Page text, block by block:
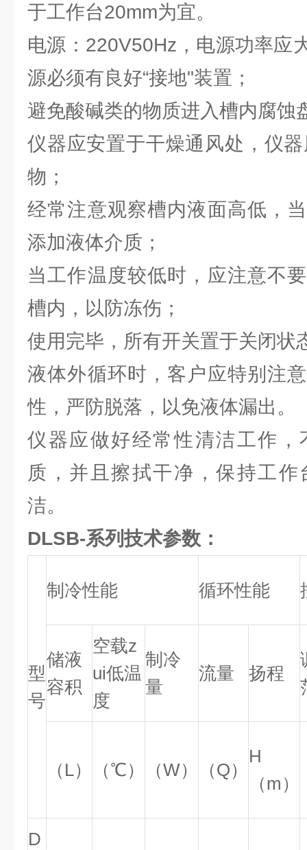
于工作台20mm为宜。
电源：220V50Hz，电源功率应
源必须有良好“接地"装置；
避免酸碱类的物质进入槽内腐蚀
仪器应安置于干燥通风处，仪
物；
经常注意观察槽内液面高低，
添加液体介质；
当工作温度较低时，应注意不
槽内，以防冻伤；
使用完毕，所有开关置于关闭状
液体外循环时，客户应特别注
性，严防脱落，以免液体漏出。
仪器应做好经常性清洁工作，
质，并且擦拭干净，保持工
洁。
DLSB-系列技术参数：
型
号
制冷性能 循环性能
储液
容积
空载z
ui低温
度
制冷
量
流量 扬程
（L） （℃） （W） （Q）
H
（m）
D